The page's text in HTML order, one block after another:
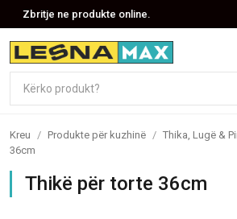
Zbritje ne produkte online.
Kreu / Produkte për kuzhinë / Thika, Lugë &
36cm
Thikë për torte 36cm